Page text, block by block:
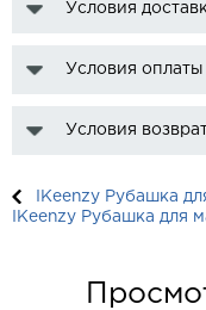
Условия
Условия оплаты
Условия
IKeenzy Рубашка
IKeenzy Рубашка для